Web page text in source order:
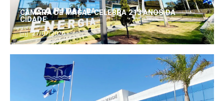
CÂMARA DE MACAÉ CELEBRA 213 ANOS DA
CIDADE
27/07/2026